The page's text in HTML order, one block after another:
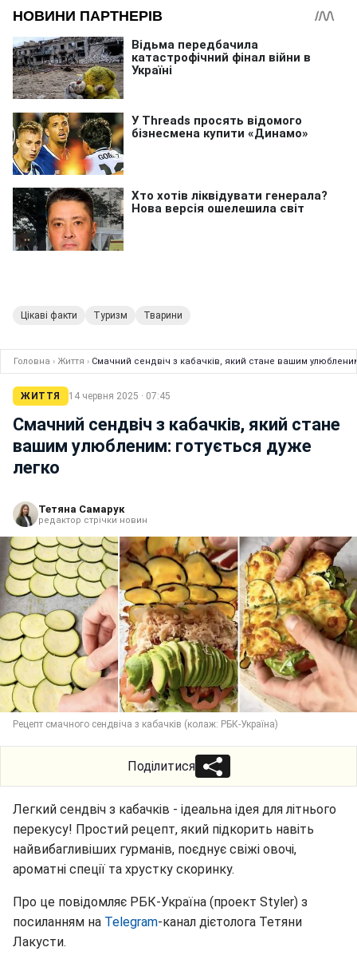
Цікаві факти Туризм Тварини
Головна › Життя › Смачний сендвіч з кабачків, який стане вашим
ЖИТТЯ 14 червня 2025 · 07:45
Смачний сендвіч з кабачків, який стане
вашим улюбленим: готується дуже
легко
Тетяна Самарук
редактор стрічки новин
Рецепт смачного сендвіча з кабачків (колаж: РБК-Україна)
Поділитися
Легкий сендвіч з кабачків - ідеальна ідея для літнього
перекусу! Простий рецепт, який підкорить навіть
найвибагливіших гурманів, поєднує свіжі овочі,
ароматні спеції та хрустку скоринку.
Про це повідомляє РБК-Україна (проект Styler) з
посиланням на Telegram-канал дієтолога Тетяни
Лакусти.